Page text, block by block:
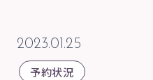
TEL 096-366-7657 ／
2023.01.25
予約状況